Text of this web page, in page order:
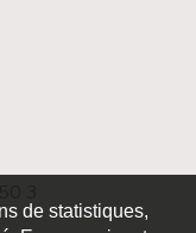
de statistiques,